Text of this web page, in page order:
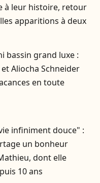
à leur histoire, retour
apparitions à deux
bassin grand luxe :
Aliocha Schneider
en toute
infiniment douce" :
un bonheur
dont elle
10 ans